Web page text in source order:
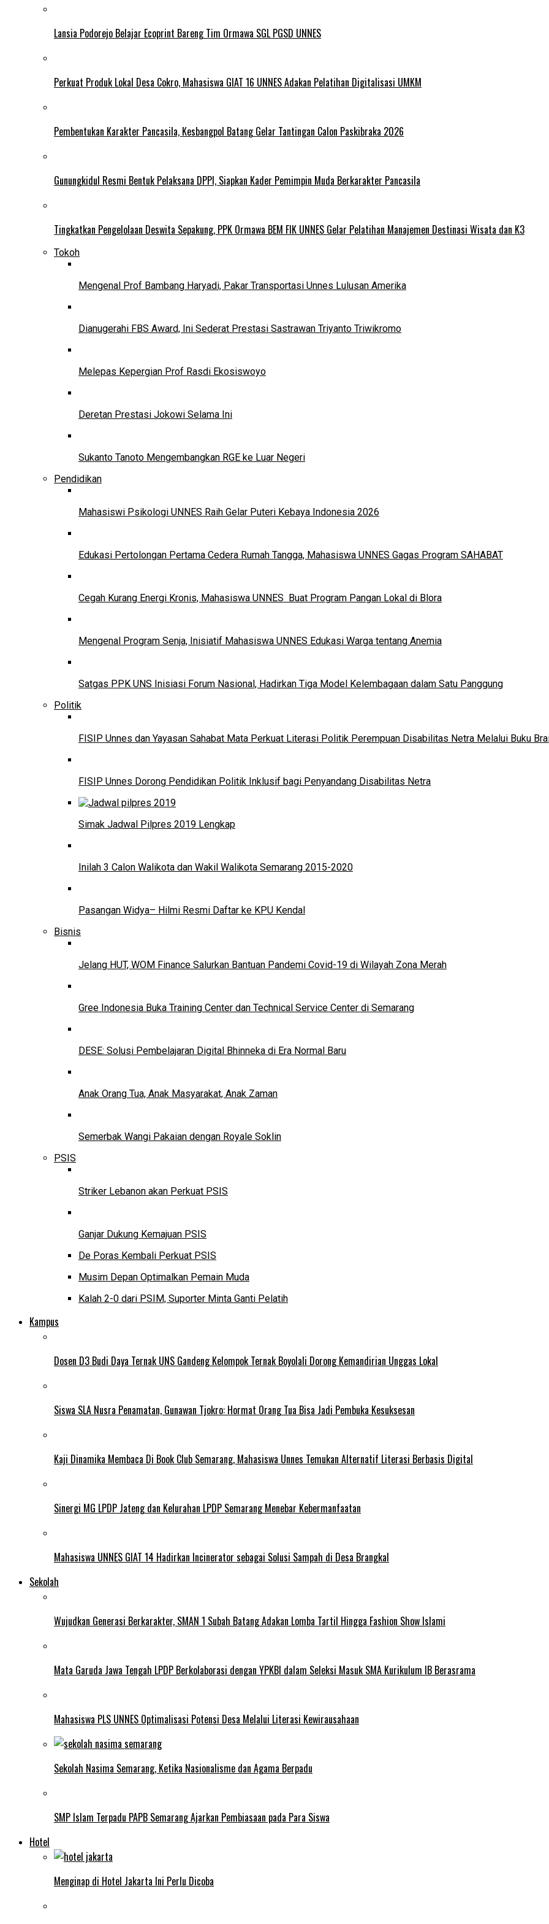
Lansia Podorejo Belajar Ecoprint Bareng Tim Ormawa SGL PGSD UNNES
Perkuat Produk Lokal Desa Cokro, Mahasiswa GIAT 16 UNNES Adakan Pelatihan Digitalisasi UMKM
Pembentukan Karakter Pancasila, Kesbangpol Batang Gelar Tantingan Calon Paskibraka 2026
Gunungkidul Resmi Bentuk Pelaksana DPPI, Siapkan Kader Pemimpin Muda Berkarakter Pancasila
Tingkatkan Pengelolaan Deswita Sepakung, PPK Ormawa BEM FIK UNNES Gelar Pelatihan Manajemen Destinasi Wisata dan K3
Tokoh
Mengenal Prof Bambang Haryadi, Pakar Transportasi Unnes Lulusan Amerika
Dianugerahi FBS Award, Ini Sederat Prestasi Sastrawan Triyanto Triwikromo
Melepas Kepergian Prof Rasdi Ekosiswoyo
Deretan Prestasi Jokowi Selama Ini
Sukanto Tanoto Mengembangkan RGE ke Luar Negeri
Pendidikan
Mahasiswi Psikologi UNNES Raih Gelar Puteri Kebaya Indonesia 2026
Edukasi Pertolongan Pertama Cedera Rumah Tangga, Mahasiswa UNNES Gagas Program SAHABAT
Cegah Kurang Energi Kronis, Mahasiswa UNNES Buat Program Pangan Lokal di Blora
Mengenal Program Senja, Inisiatif Mahasiswa UNNES Edukasi Warga tentang Anemia
Satgas PPK UNS Inisiasi Forum Nasional, Hadirkan Tiga Model Kelembagaan dalam Satu Panggung
Politik
FISIP Unnes dan Yayasan Sahabat Mata Perkuat Literasi Politik Perempuan Disabilitas Netra Melalui Buku
FISIP Unnes Dorong Pendidikan Politik Inklusif bagi Penyandang Disabilitas Netra
Simak Jadwal Pilpres 2019 Lengkap
Inilah 3 Calon Walikota dan Wakil Walikota Semarang 2015-2020
Pasangan Widya– Hilmi Resmi Daftar ke KPU Kendal
Bisnis
Jelang HUT, WOM Finance Salurkan Bantuan Pandemi Covid-19 di Wilayah Zona Merah
Gree Indonesia Buka Training Center dan Technical Service Center di Semarang
DESE: Solusi Pembelajaran Digital Bhinneka di Era Normal Baru
Anak Orang Tua, Anak Masyarakat, Anak Zaman
Semerbak Wangi Pakaian dengan Royale Soklin
PSIS
Striker Lebanon akan Perkuat PSIS
Ganjar Dukung Kemajuan PSIS
De Poras Kembali Perkuat PSIS
Musim Depan Optimalkan Pemain Muda
Kalah 2-0 dari PSIM, Suporter Minta Ganti Pelatih
Kampus
Dosen D3 Budi Daya Ternak UNS Gandeng Kelompok Ternak Boyolali Dorong Kemandirian Unggas Lokal
Siswa SLA Nusra Penamatan, Gunawan Tjokro: Hormat Orang Tua Bisa Jadi Pembuka Kesuksesan
Kaji Dinamika Membaca Di Book Club Semarang, Mahasiswa Unnes Temukan Alternatif Literasi Berbasis Digital
Sinergi MG LPDP Jateng dan Kelurahan LPDP Semarang Menebar Kebermanfaatan
Mahasiswa UNNES GIAT 14 Hadirkan Incinerator sebagai Solusi Sampah di Desa Brangkal
Sekolah
Wujudkan Generasi Berkarakter, SMAN 1 Subah Batang Adakan Lomba Tartil Hingga Fashion Show Islami
Mata Garuda Jawa Tengah LPDP Berkolaborasi dengan YPKBI dalam Seleksi Masuk SMA Kurikulum IB Berasrama
Mahasiswa PLS UNNES Optimalisasi Potensi Desa Melalui Literasi Kewirausahaan
Sekolah Nasima Semarang, Ketika Nasionalisme dan Agama Berpadu
SMP Islam Terpadu PAPB Semarang Ajarkan Pembiasaan pada Para Siswa
Hotel
Menginap di Hotel Jakarta Ini Perlu Dicoba